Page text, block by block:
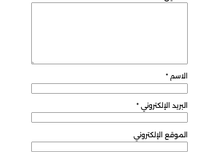
الاسم *
البريد الإلكتروني *
الموقع الإلكتروني